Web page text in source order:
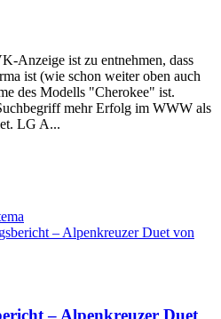
Anzeige ist zu entnehmen, dass
ist (wie schon weiter oben auch
des Modells "Cherokee" ist.
mehr Erfolg im WWW als
LG A...
– Alpenkreuzer Duet von
– Alpenkreuzer Duet